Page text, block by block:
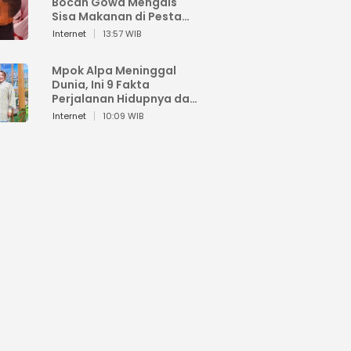
Sisa Makanan di Pesta
Kemerdekaan
Internet 13:57 WIB
Mpok Alpa Meninggal
Dunia, Ini 9 Fakta
Perjalanan Hidupnya dari
Viral hingga Puncak
Internet 10:09 WIB